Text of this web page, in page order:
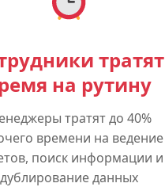
тратят
на рутину
тратят до 40%
времени на ведение
поиск информации и
дублирование данных